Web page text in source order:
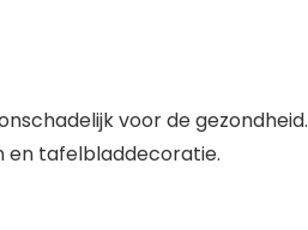
voor de gezondheid.
en tafelbladdecoratie.